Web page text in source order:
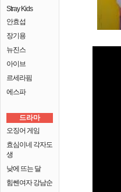
Stray Kids
안효섭
장기용
뉴진스
아이브
르세라핌
에스파
드라마
오징어 게임
효심이네 각자도
생
낮에 뜨는 달
힘쎈여자 강남순